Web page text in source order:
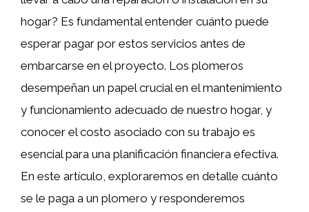
hogar? Es fundamental entender cuánto puede
esperar pagar por estos servicios antes de
embarcarse en el proyecto. Los plomeros
desempeñan un papel crucial en el mantenimiento
y funcionamiento adecuado de nuestro hogar, y
conocer el costo asociado con su trabajo es
esencial para una planificación financiera efectiva.
En este artículo, exploraremos en detalle cuánto
se le paga a un plomero y responderemos